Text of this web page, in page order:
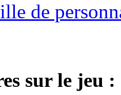
de
sur le jeu :